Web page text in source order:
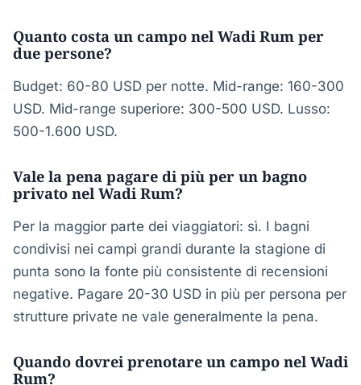
Quanto costa un campo nel Wadi Rum per
due persone?
Budget: 60-80 USD per notte. Mid-range: 160-300
USD. Mid-range superiore: 300-500 USD. Lusso:
500-1.600 USD.
Vale la pena pagare di più per un bagno
privato nel Wadi Rum?
Per la maggior parte dei viaggiatori: sì. I bagni
condivisi nei campi grandi durante la stagione di
punta sono la fonte più consistente di recensioni
negative. Pagare 20-30 USD in più per persona per
strutture private ne vale generalmente la pena.
Quando dovrei prenotare un campo nel Wadi
Rum?